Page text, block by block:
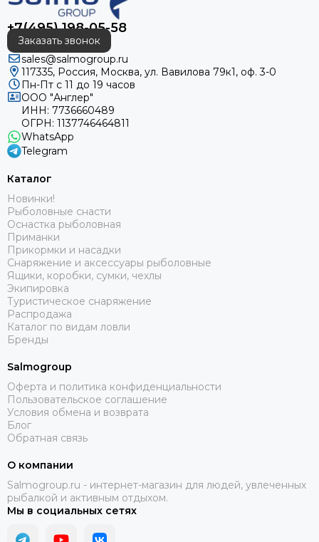
+7(495) 198-05-58
Заказать звонок
sales@salmogroup.ru
117335, Россия, Москва, ул. Вавилова 79к1, оф. 3-0
Пн-Пт с 11 до 19 часов
ООО "Англер"
ИНН: 7736660489
ОГРН: 1137746464811
WhatsApp
Telegram
Каталог
Новинки!
Рыболовные снасти
Оснастка рыболовная
Приманки
Прикормки и насадки
Снаряжение и аксессуары рыболовные
Ящики, коробки, сумки, чехлы
Экипировка
Туристическое снаряжение
Распродажа
Каталог по видам ловли
Бренды
Salmogroup
Оферта и политика конфиденциальности
Пользовательское соглашение
Условия обмена и возврата
Блог
Обратная связь
О компании
Salmogroup.ru - интернет-магазин для людей, увлеченных
рыбалкой и активным отдыхом.
Мы в социальных сетях